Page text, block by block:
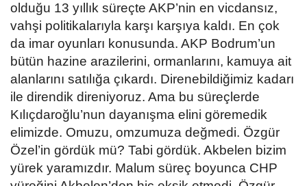
olduğu 13 yıllık süreçte AKP’nin en vicdansız,
vahşi politikalarıyla karşı karşıya kaldı. En çok
da imar oyunları konusunda. AKP Bodrum’un
bütün hazine arazilerini, ormanlarını, kamuya ait
alanlarını satılığa çıkardı. Direnebildiğimiz kadarı
ile direndik direniyoruz. Ama bu süreçlerde
Kılıçdaroğlu’nun dayanışma elini göremedik
elimizde. Omuzu, omzumuza değmedi. Özgür
Özel’in gördük mü? Tabi gördük. Akbelen bizim
yürek yaramızdır. Malum süreç boyunca CHP